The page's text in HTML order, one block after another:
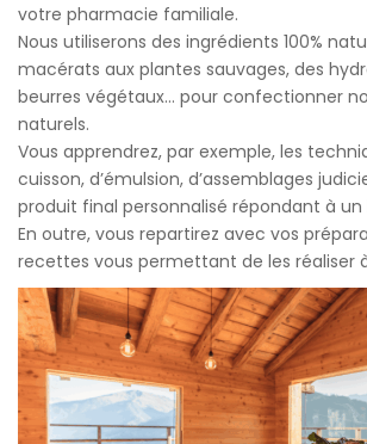
votre pharmacie familiale.
Nous utiliserons des ingrédients 100%
macérats aux plantes sauvages, des
beurres végétaux… pour confectionner
naturels.
Vous apprendrez, par exemple, les
cuisson, d’émulsion, d’assemblages
produit final personnalisé répondant à un
En outre, vous repartirez avec vos
recettes vous permettant de les réaliser